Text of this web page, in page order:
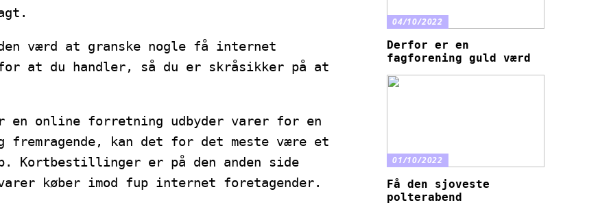
værd at granske nogle få internet
at du handler, så du er skråsikker på at
en online forretning udbyder varer for en
kan det for det meste være et
Kortbestillinger er på den anden side
køber imod fup internet foretagender.
04/10/2022
Derfor er en
fagforening guld værd
01/10/2022
Få den sjoveste
polterabend